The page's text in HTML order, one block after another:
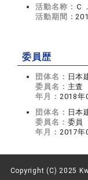
活動名称： Ｃ
活動期間：
委員歴
団体名： 日本
委員名： 主査
年月： 2018年
団体名： 日本
委員名： 委員
年月： 2017年
Copyright (C) 2025